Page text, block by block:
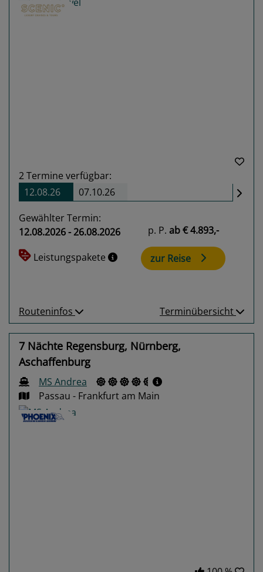
2Termine verfügbar:
12.08.26
07.10.26
Gewählter Termin:
12.08.2026 - 26.08.2026
Leistungspakete
p. P. ab€ 4.893,-
zur Reise
Routeninfos Terminübersicht
7 Nächte Regensburg, Nürnberg,
Aschaffenburg
MS Andrea
Passau - Frankfurt am Main